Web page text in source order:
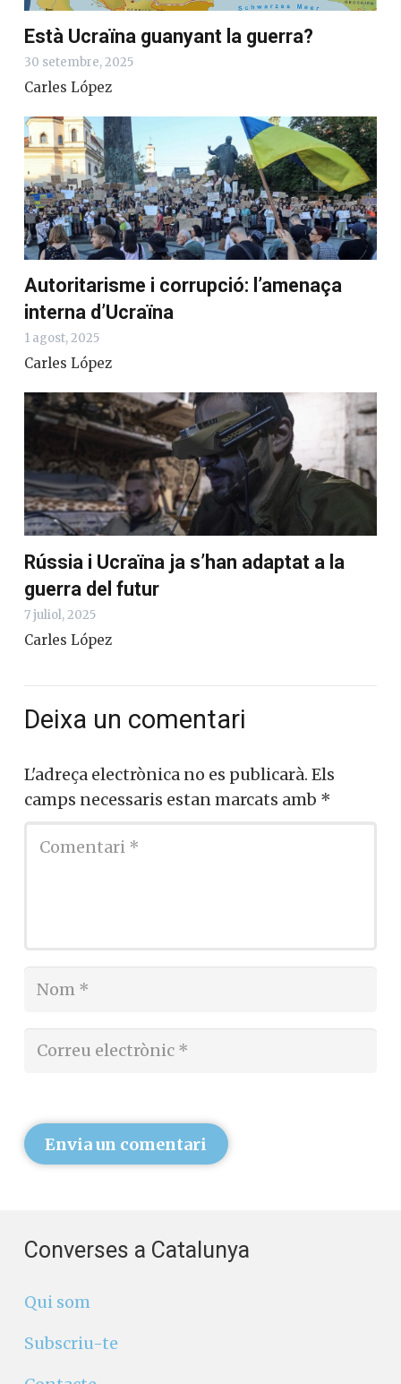
Està Ucraïna guanyant la guerra?
30 setembre, 2025
Carles López
Autoritarisme i corrupció: l’amenaça
interna d’Ucraïna
1 agost, 2025
Carles López
Rússia i Ucraïna ja s’han adaptat a la
guerra del futur
7 juliol, 2025
Carles López
Deixa un comentari
L'adreça electrònica no es publicarà. Els
camps necessaris estan marcats amb *
Envia un comentari
Converses a Catalunya
Qui som
Subscriu-te